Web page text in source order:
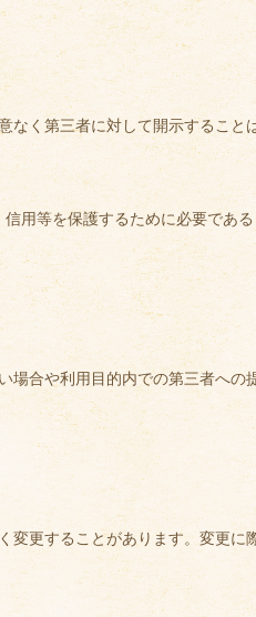
なく第三者に対して開示するこ
用等を保護するために必要であ
合や利用目的内での第三者へ
変更することがあります。変更